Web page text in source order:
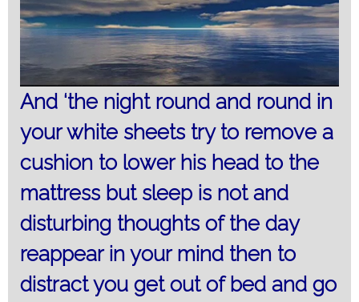
And ‘the night round and round in
your white sheets try to remove a
cushion to lower his head to the
mattress but sleep is not and
disturbing thoughts of the day
reappear in your mind then to
distract you get out of bed and go